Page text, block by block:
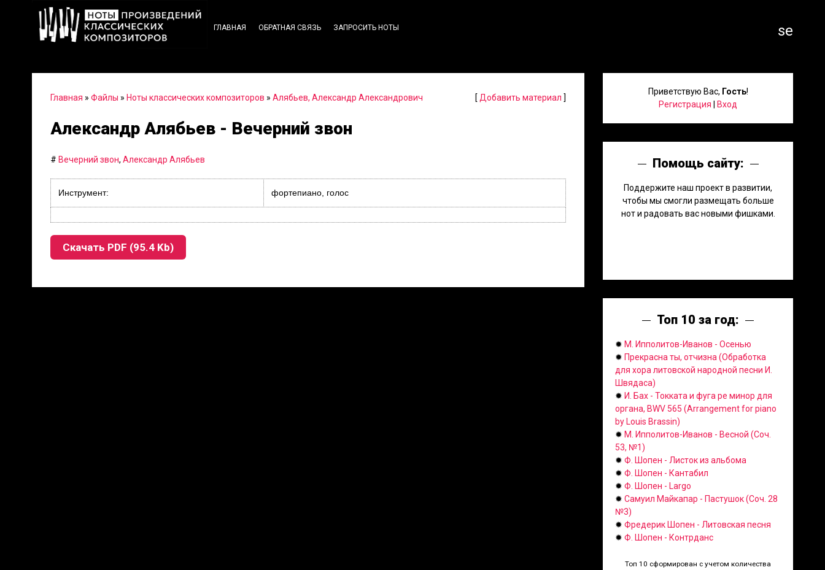
ГЛАВНАЯ ОБРАТНАЯ СВЯЗЬ ЗАПРОСИТЬ НОТЫ search
Главная » Файлы » Ноты классических композиторов » Алябьев, Александр Александрович [ Добавить материал ]
Александр Алябьев - Вечерний звон
# Вечерний звон, Александр Алябьев
Инструмент: фортепиано, голос
Скачать PDF (95.4 Kb)
Приветствую Вас, Гость!
Регистрация
Вход
Помощь сайту:
Поддержите наш проект в развитии,
чтобы мы смогли размещать больше
нот и радовать вас новыми фишками.
Топ 10 за год:
✹ М. Ипполитов-Иванов - Осенью
✹ Прекрасна ты, отчизна (Обработка
для хора литовской народной песни И.
Швядаса)
✹ И. Бах - Токката и фуга ре минор для
органа, BWV 565 (Arrangement for piano
by Louis Brassin)
✹ М. Ипполитов-Иванов - Весной (Соч.
53, №1)
✹ Ф. Шопен - Листок из альбома
✹ Ф. Шопен - Кантабил
✹ Ф. Шопен - Largo
✹ Самуил Майкапар - Пастушок (Соч. 28
№3)
✹ Фредерик Шопен - Литовская песня
✹ Ф. Шопен - Контрданс
Топ 10 сформирован с учетом количества